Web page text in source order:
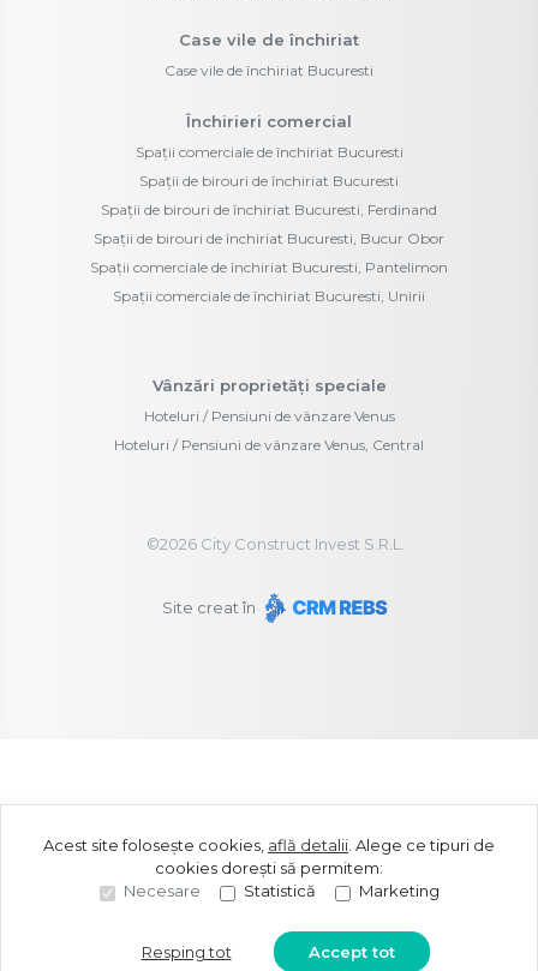
Case vile de închiriat
Case vile de închiriat Bucuresti
Închirieri comercial
Spații comerciale de închiriat Bucuresti
Spații de birouri de închiriat Bucuresti
Spații de birouri de închiriat Bucuresti, Ferdinand
Spații de birouri de închiriat Bucuresti, Bucur Obor
Spații comerciale de închiriat Bucuresti, Pantelimon
Spații comerciale de închiriat Bucuresti, Unirii
Vânzări proprietăți speciale
Hoteluri / Pensiuni de vânzare Venus
Hoteluri / Pensiuni de vânzare Venus, Central
©2026City Construct Invest S.R.L.
Site creat în
Acest site folosește cookies, află detalii Alege ce tipuri de
cookies dorești să permitem:
Necesare
Statistică Marketing
Resping tot Accept tot